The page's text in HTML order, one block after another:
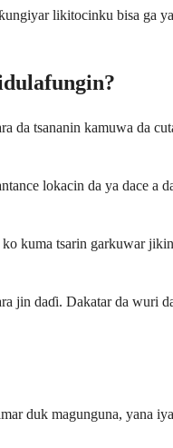
likitocinku bisa ga
da tsananin kamuwa da
lokacin da ya dace a
kuma tsarin garkuwar
jin daɗi. Dakatar da
duk magunguna, yana